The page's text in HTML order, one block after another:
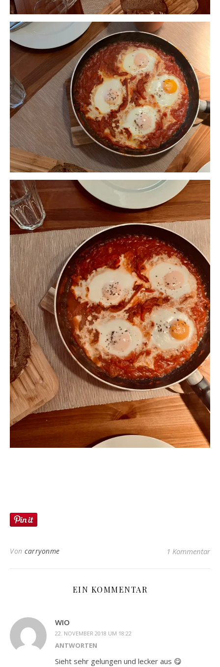
Von carryonme 1 Kommentar
EIN KOMMENTAR
WIO
22. NOVEMBER 2018 UM 18:22
ANTWORTEN
Sieht sehr gelungen und lecker aus 😋